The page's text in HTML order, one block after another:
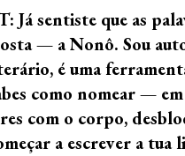
Já sentiste que as
— a Nonô. Sou
é uma
como nomear —
com o corpo,
a escrever a tua